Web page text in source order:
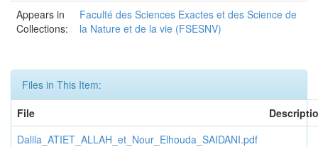
Appears in
Collections:
Faculté des Sciences Exactes et des Science de
la Nature et de la vie (FSESNV)
Files in This Item:
File
Dalila_ATIET_ALLAH_et_Nour_Elhouda_SAIDANI.pdf